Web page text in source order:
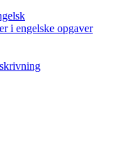
i engelske opgaver